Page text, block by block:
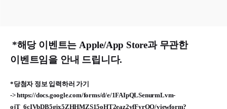
*해당 이벤트는 Apple/App Store과 무관한
이벤트임을 안내 드립니다.
*당첨자 정보 입력하러 가기
-> https://docs.google.com/forms/d/e/1FAIpQLSenurmLvm-
ojT_6cIVbDB5gjx5ZHHMZS15oHT2eaz2vfFyrOQ/viewform?